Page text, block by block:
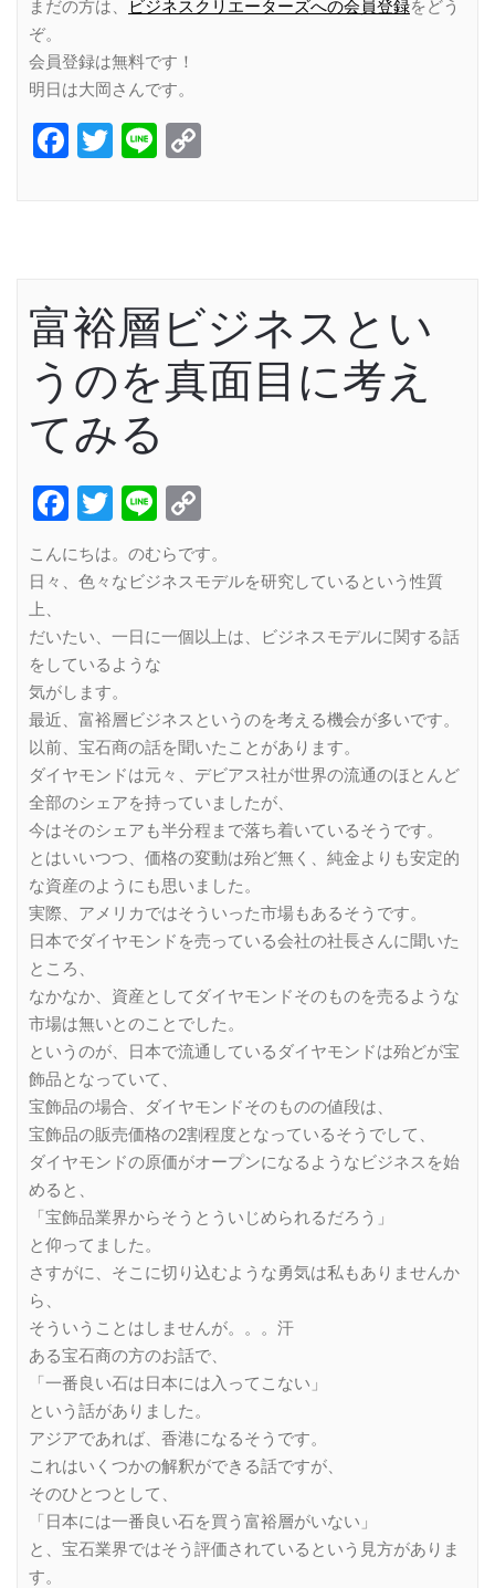
まだの方は、
ビジネスクリエーターズへの会員登録をどう
ぞ。
会員登録は無料です！
明日は大岡さんです。
Facebook
Twitter
Line
富裕層ビジネスとい
うのを真面目に考え
てみる
Facebook
Twitter
Line
Link
こんにちは。のむらです。
日々、色々なビジネスモデルを研究しているという性質
上、
だいたい、一日に一個以上は、ビジネスモデルに関する話
をしているような
気がします。
最近、富裕層ビジネスというのを考える機会が多いです。
以前、宝石商の話を聞いたことがあります。
ダイヤモンドは元々、デビアス社が世界の流通のほとんど
全部のシェアを持っていましたが、
今はそのシェアも半分程まで落ち着いているそうです。
とはいいつつ、価格の変動は殆ど無く、純金よりも安定的
な資産のようにも思いました。
実際、アメリカではそういった市場もあるそうです。
日本でダイヤモンドを売っている会社の社長さんに聞いた
ところ、
なかなか、資産としてダイヤモンドそのものを売るような
市場は無いとのことでした。
というのが、日本で流通しているダイヤモンドは殆どが宝
飾品となっていて、
宝飾品の場合、ダイヤモンドそのものの値段は、
宝飾品の販売価格の2割程度となっているそうでして、
ダイヤモンドの原価がオープンになるようなビジネスを始
めると、
「宝飾品業界からそうとういじめられるだろう」
と仰ってました。
さすがに、そこに切り込むような勇気は私もありませんか
ら、
そういうことはしませんが。。。汗
ある宝石商の方のお話で、
「一番良い石は日本には入ってこない」
という話がありました。
アジアであれば、香港になるそうです。
これはいくつかの解釈ができる話ですが、
そのひとつとして、
「日本には一番良い石を買う富裕層がいない」
と、宝石業界ではそう評価されているという見方がありま
す。